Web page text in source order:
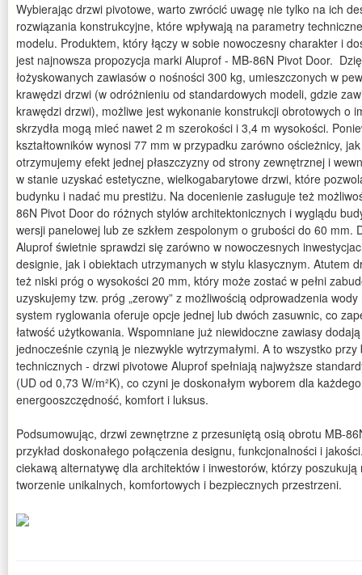
Wybierając drzwi pivotowe, warto zwrócić uwagę nie tylko na ich
rozwiązania konstrukcyjne, które wpływają na parametry
modelu. Produktem, który łączy w sobie nowoczesny charakter i
jest najnowsza propozycja marki Aluprof - MB-86N Pivot Door.
łożyskowanych zawiasów o nośności 300 kg, umieszczonych w
krawędzi drzwi (w odróżnieniu od standardowych modeli, gdzie
krawędzi drzwi), możliwe jest wykonanie konstrukcji obrotowych o
skrzydła mogą mieć nawet 2 m szerokości i 3,4 m wysokości.
kształtowników wynosi 77 mm w przypadku zarówno ościeżnicy,
otrzymujemy efekt jednej płaszczyzny od strony zewnętrznej i
w stanie uzyskać estetyczne, wielkogabarytowe drzwi, które
budynku i nadać mu prestiżu. Na docenienie zasługuje też
86N Pivot Door do różnych stylów architektonicznych i wyglądu
wersji panelowej lub ze szkłem zespolonym o grubości do 60 mm.
Aluprof świetnie sprawdzi się zarówno w nowoczesnych
designie, jak i obiektach utrzymanych w stylu klasycznym. Atutem
też niski próg o wysokości 20 mm, który może zostać w pełni
uzyskujemy tzw. próg „zerowy” z możliwością odprowadzenia
system ryglowania oferuje opcje jednej lub dwóch zasuwnic, co
łatwość użytkowania. Wspomniane już niewidoczne zawiasy
jednocześnie czynią je niezwykle wytrzymałymi. A to wszystko
technicznych - drzwi pivotowe Aluprof spełniają najwyższe
(UD od 0,73 W/m²K), co czyni je doskonałym wyborem dla
energooszczędność, komfort i luksus.
Podsumowując, drzwi zewnętrzne z przesuniętą osią obrotu MB-
przykład doskonałego połączenia designu, funkcjonalności i
ciekawą alternatywę dla architektów i inwestorów, którzy
tworzenie unikalnych, komfortowych i bezpiecznych przestrzeni.